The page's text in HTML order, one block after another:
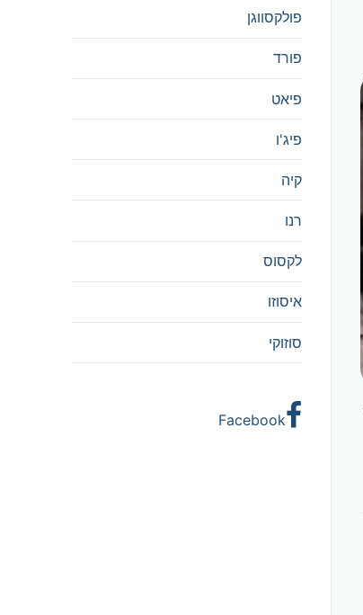
פולקסווגן
פורד
פיאט
פיג'ו
קיה
רנו
לקסוס
איסוזו
סוזוקי
Facebook